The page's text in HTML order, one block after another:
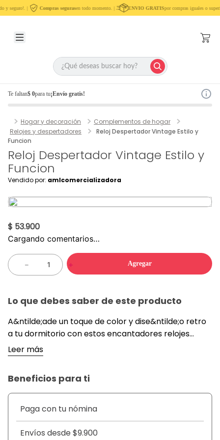
y seguro!. | Compras segurasen todo momento. | ENVIO GRATISpor compras iguales o
Te faltan$ 0para tu¡Envío gratis!
Hogar y decoración
Complementos de hogar
Relojes y despertadores
Reloj Despertador Vintage Estilo y
Funcion
Reloj Despertador Vintage Estilo y
Funcion
Vendido por: amlcomercializadora
$ 53.900
Cargando comentarios…
＋
－ Agregar
Lo que debes saber de este producto
A&ntilde;ade un toque de color y dise&ntilde;o retro
a tu dormitorio con estos encantadores relojes
despertadores. Con una variedad de colores
vibrantes y una est&eacute;tica cl&aacute;sica,
tambi&eacute;n sirven como una pieza decorativa.
Perfectos para aquellos que aprecian el encanto del
dise&ntilde;o vintage, estos relojes ofrecen
funcionalidad moderna con un estilo
nost&aacute;lgico. Estos relojes despertadores son
Leer más
Beneficios para ti
Paga con tu nómina
Envíos desde $9.900